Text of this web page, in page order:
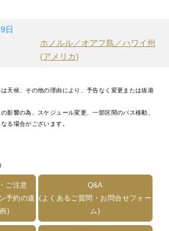
日
ホノルル／オアフ島／ハワイ州
(アメリカ)
天候、その他の理由により、予告なく変更または抜港
影響の為、スケジュール変更、一部区間のバス移動、
る場合がございます。
ご注意
予約の違
)
Q&A
(よくあるご質問・お問合せフォー
ム)